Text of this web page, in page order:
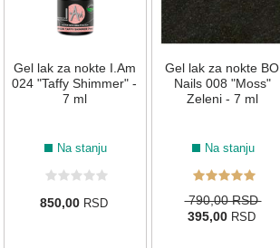
Gel lak za nokte I.Am
024 "Taffy Shimmer" -
7 ml
Na stanju
850,00 RSD
Gel lak za nokte BO
Nails 008 "Moss"
Zeleni - 7 ml
Na stanju
790,00 RSD
395,00 RSD